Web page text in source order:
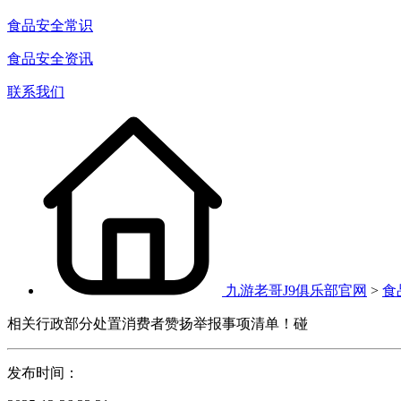
食品安全常识
食品安全资讯
联系我们
九游老哥J9俱乐部官网 > 食
相关行政部分处置消费者赞扬举报事项清单！碰
发布时间：